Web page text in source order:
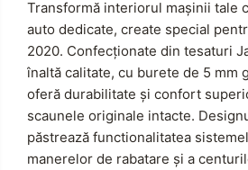
Transformă interiorul mașinii tale
auto dedicate, create special
2020. Confecționate din tesaturi
înaltă calitate, cu burete de 5 mm
oferă durabilitate și confort
scaunele originale intacte.
păstrează functionalitatea
manerelor de rabatare și a